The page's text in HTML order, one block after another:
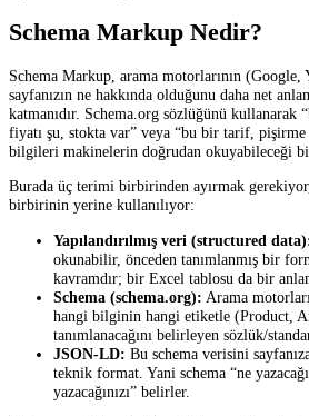
Schema Markup Nedir?
Schema Markup, arama motorlarının
sayfanızın ne hakkında olduğunu daha net
katmanıdır. Schema.org sözlüğünü kullanarak
fiyatı şu, stokta var” veya “bu bir tarif,
bilgileri makinelerin doğrudan okuyabileceği
Burada üç terimi birbirinden ayırmak
birbirinin yerine kullanılıyor:
Yapılandırılmış veri (structured
okunabilir, önceden tanımlanmış bir
kavramdır; bir Excel tablosu da bir
Schema (schema.org): Arama
hangi bilginin hangi etiketle (Product,
tanımlanacağını belirleyen sözlük/
JSON-LD: Bu schema verisini
teknik format. Yani schema “ne
yazacağınızı” belirler.